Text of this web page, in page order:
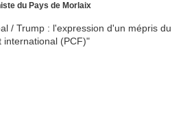
du Pays de Morlaix